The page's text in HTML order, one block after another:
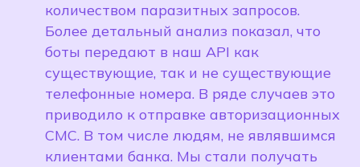
количеством паразитных запросов.
Более детальный анализ показал, что
боты передают в наш API как
существующие, так и не существующие
телефонные номера. В ряде случаев это
приводило к отправке авторизационных
СМС. В том числе людям, не являвшимся
клиентами банка. Мы стали получать